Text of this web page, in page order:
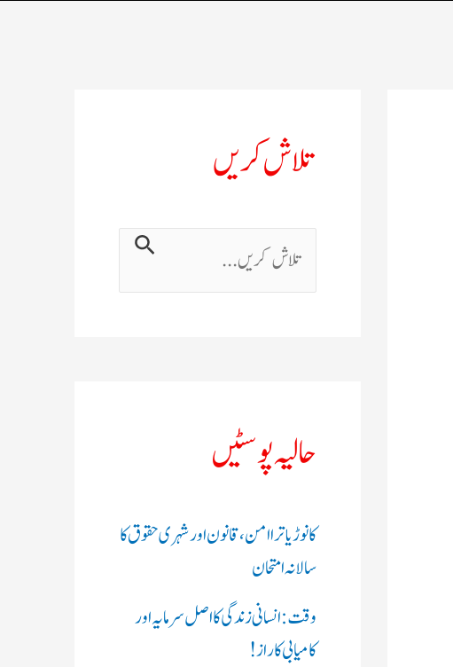
تلاش کریں
ت
ل
ر
ں
حالیہ پوسٹیں
کانوڑ یاترا امن،قانون اور شہری حقوق کا
سالانہ امتحان
وقت: انسانی زندگی کا اصل سرمایہ اور
کامیابی کا راز !